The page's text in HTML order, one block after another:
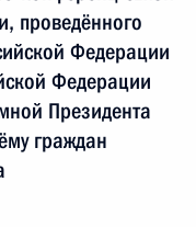
проведённого
Федерации
Федерации
Президента
граждан